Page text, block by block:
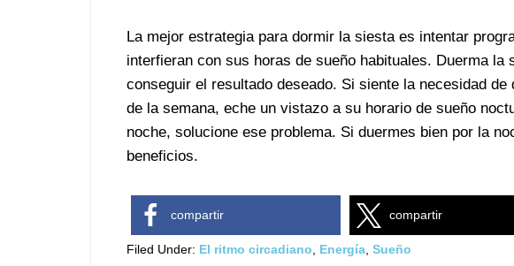
La mejor estrategia para dormir la siesta es intentar
interfieran con sus horas de sueño habituales. Duerma la
conseguir el resultado deseado. Si siente la necesidad
de la semana, eche un vistazo a su horario de sueño
noche, solucione ese problema. Si duermes bien por la
beneficios.
compartir compartir
Filed Under: El ritmo circadiano Energía Sueño